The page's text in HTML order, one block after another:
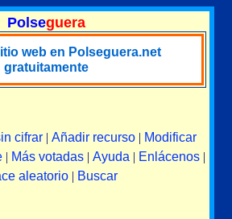
Polseguera
web en Polseguera.net
gratuitamente
cifrar| Añadir recurso| Modificar
| Más votadas| Ayuda | Enlácenos|
aleatorio| Buscar